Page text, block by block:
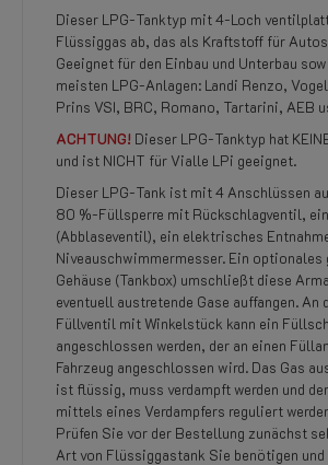
Dieser LPG-Tanktyp mit 4-Loch
Flüssiggas ab, das als Kraftstoff für
Geeignet für den Einbau und Unterbau
meisten LPG-Anlagen: Landi Renzo,
Prins VSI, BRC, Romano, Tartarini, AEB
ACHTUNG! Dieser LPG-Tanktyp hat
und ist NICHT für Vialle LPi geeignet.
Dieser LPG-Tank ist mit 4 Anschlüssen
80 %-Füllsperre mit Rückschlagventil,
(Abblaseventil), ein elektrisches
Niveauschwimmermesser. Ein optionales
Gehäuse (Tankbox) umschließt diese
eventuell austretende Gase auffangen. An
Füllventil mit Winkelstück kann ein
angeschlossen werden, der an einen
Fahrzeug angeschlossen wird. Das Gas
ist flüssig, muss verdampft werden und
mittels eines Verdampfers reguliert
Prüfen Sie vor der Bestellung zunächst
Art von Flüssiggastank Sie benötigen und